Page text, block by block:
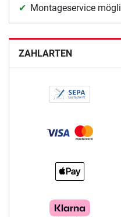
Montageservice
ZAHLARTEN